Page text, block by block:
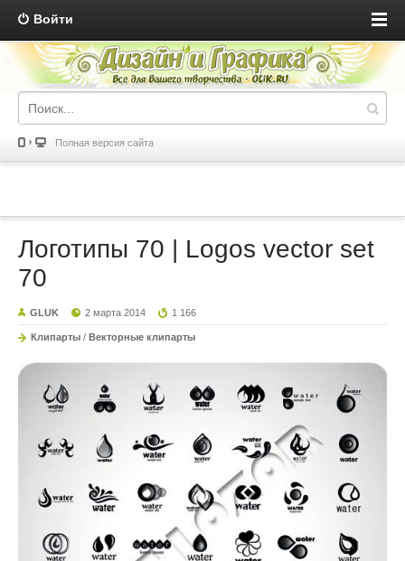
Войти
Полная версия сайта
Логотипы 70 | Logos vector set
70
GLUK 2 марта 2014 1 166
Клипарты / Векторные клипарты